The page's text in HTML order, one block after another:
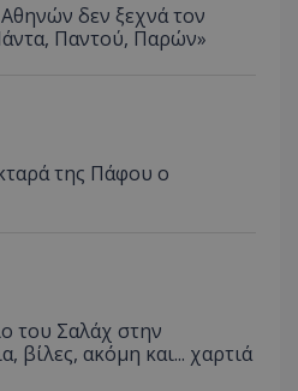
δεν ξεχνά τον
Παντού, Παρών»
της Πάφου ο
του Σαλάχ στην
βίλες, ακόμη και... χαρτιά